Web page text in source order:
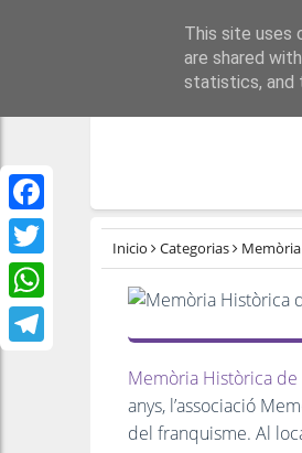
Facebook
Twitter
WhatsApp
Inicio Categorias
Memòria Històrica
anys, l’associació
del franquisme. Al
This site uses
are shared
statistics, and